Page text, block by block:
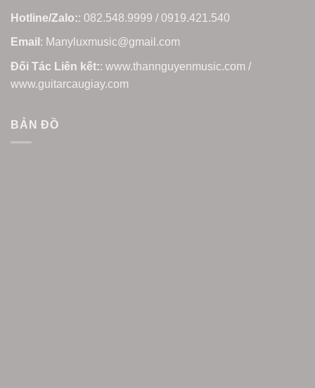
Hotline/Zalo:: 082.548.9999 / 0919.421.540
Email : Manyluxmusic@gmail.com
Đối Tác Liên kết:: www.thannguyenmusic.com /
www.guitarcaugiay.com
BẢN ĐỒ